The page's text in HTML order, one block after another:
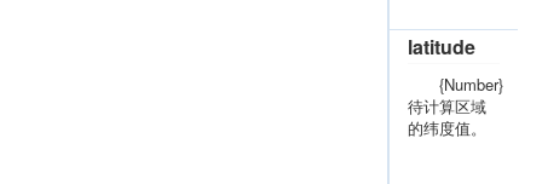
latitude
{Number}
待计算区域
的纬度值。